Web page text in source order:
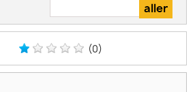
(0)